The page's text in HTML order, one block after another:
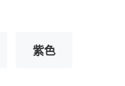
紫色